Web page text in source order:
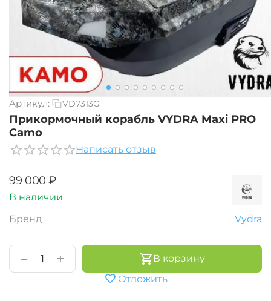
Артикул: VD7313G
Прикормочный корабль VYDRA Maxi PRO
Camo
Написать отзыв
‍99 000‍ ₽
В наличии
Бренд
Vydra
+
−
В корзину
Отложить